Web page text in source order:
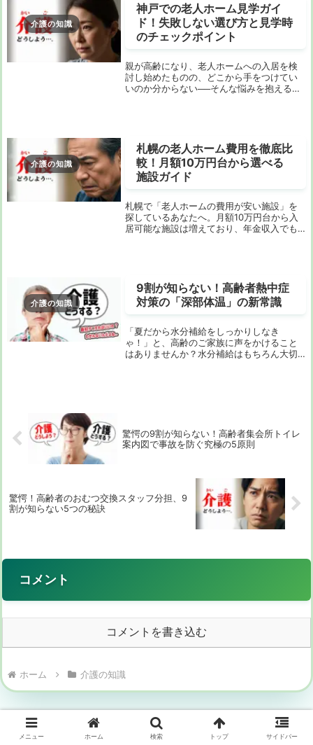
介護の知識
神戸での老人ホーム見学ガイ
ド！失敗しない選び方と見学時
のチェックポイント
親が高齢になり、老人ホームへの入居を検
討し始めたものの、どこから手をつけてい
いのか分からない──そんな悩みを抱える方
介護の知識
札幌の老人ホーム費用を徹底比
較！月額10万円台から選べる
施設ガイド
札幌で「老人ホームの費用が安い施設」を
探しているあなたへ。月額10万円台から入
居可能な施設は増えており、年金収入でも
介護の知識
9割が知らない！高齢者熱中症
対策の「深部体温」の新常識
「夏だから水分補給をしっかりしなき
ゃ！」と、高齢のご家族に声をかけること
はありませんか？水分補給はもちろん大切
驚愕の9割が知らない！高齢者集会所トイレ
案内図で事故を防ぐ究極の5原則
驚愕！高齢者のおむつ交換スタッフ分担、9
割が知らない5つの秘訣
コメント
コメントを書き込む
ホーム 介護の知識
メニュー ホーム 検索 トップ サイドバー